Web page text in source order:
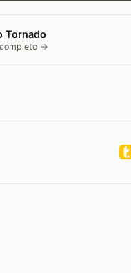
Tornado
→